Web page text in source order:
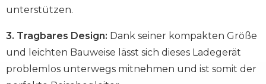
unterstützen.
3. Tragbares Design: Dank seiner kompakten Größe
und leichten Bauweise lässt sich dieses Ladegerät
problemlos unterwegs mitnehmen und ist somit der